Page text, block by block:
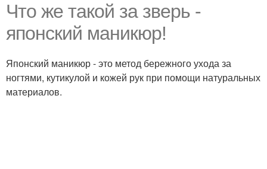
Что же такой за зверь -
японский маникюр!
Японский маникюр - это метод бережного ухода за
ногтями, кутикулой и кожей рук при помощи натуральных
материалов.